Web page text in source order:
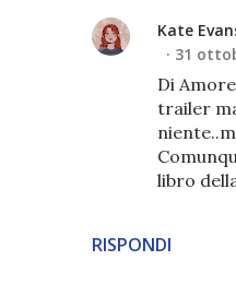
RISPONDI
Kate
31
Di
trailer
libro